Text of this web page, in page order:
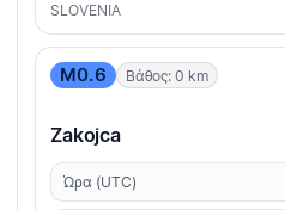
SLOVENIA
M0.6 Βάθος: 0 km
Zakojca
Ώρα (UTC)